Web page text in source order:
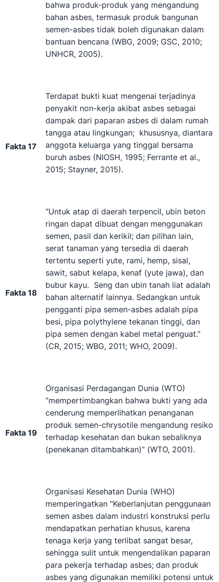
bahwa produk-produk yang mengandung
bahan asbes, termasuk produk bangunan
semen-asbes tidak boleh digunakan dalam
bantuan bencana (WBG, 2009; GSC, 2010;
UNHCR, 2005).
Fakta 17
Terdapat bukti kuat mengenai terjadinya
penyakit non-kerja akibat asbes sebagai
dampak dari paparan asbes di dalam rumah
tangga atau lingkungan; khususnya, diantara
anggota keluarga yang tinggal bersama
buruh asbes (NIOSH, 1995; Ferrante et al.,
2015; Stayner, 2015).
Fakta 18
“Untuk atap di daerah terpencil, ubin beton
ringan dapat dibuat dengan menggunakan
semen, pasil dan kerikil; dan pilihan lain,
serat tanaman yang tersedia di daerah
tertentu seperti yute, rami, hemp, sisal,
sawit, sabut kelapa, kenaf (yute jawa), dan
bubur kayu. Seng dan ubin tanah liat adalah
bahan alternatif lainnya. Sedangkan untuk
pengganti pipa semen-asbes adalah pipa
besi, pipa polythylene tekanan tinggi, dan
pipa semen dengan kabel metal penguat.”
(CR, 2015; WBG, 2011; WHO, 2009).
Fakta 19
Organisasi Perdagangan Dunia (WTO)
“mempertimbangkan bahwa bukti yang ada
cenderung memperlihatkan penanganan
produk semen-chrysotile mengandung resiko
terhadap kesehatan dan bukan sebaliknya
(penekanan ditambahkan)” (WTO, 2001).
Organisasi Kesehatan Dunia (WHO)
memperingatkan “Keberlanjutan penggunaan
semen asbes dalam industri konstruksi perlu
mendapatkan perhatian khusus, karena
tenaga kerja yang terlibat sangat besar,
sehingga sulit untuk mengendalikan paparan
para pekerja terhadap asbes; dan produk
asbes yang digunakan memiliki potensi untuk